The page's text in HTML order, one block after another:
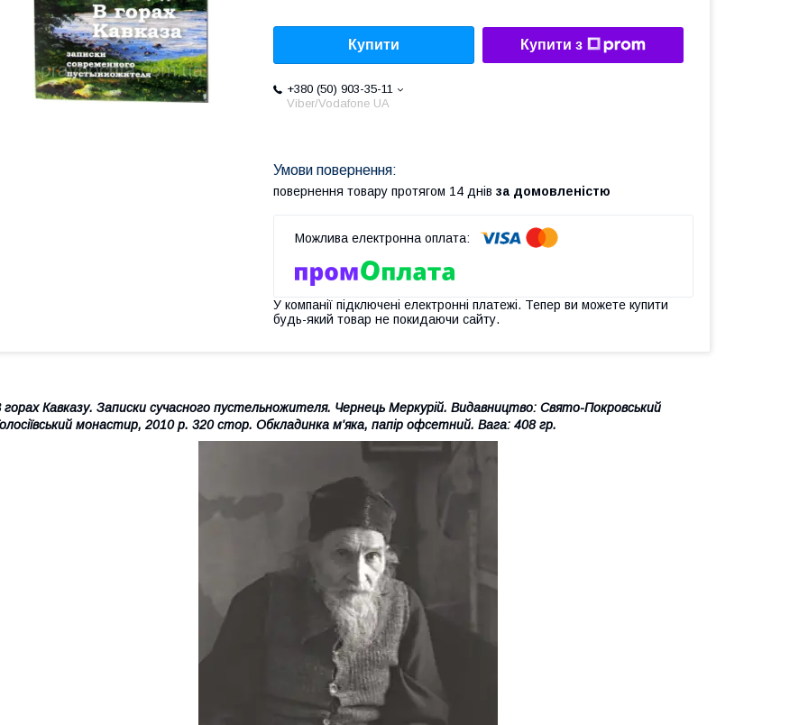
Купити Купити з
+380 (50) 903-35-11
Viber/Vodafone UA
повернення товару протягом 14 днів за домовленістю
У компанії підключені електронні платежі. Тепер ви можете купити
будь-який товар не покидаючи сайту.
горах Кавказу. Записки сучасного пустельножителя. Чернець Меркурій. Видавництво: Свято-Покровський
монастир, 2010 р. 320 стор. Обкладинка м'яка, папір офсетний. Вага: 408 гр.